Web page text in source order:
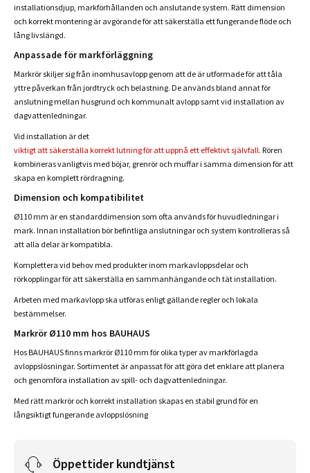
installationsdjup, markförhållanden och anslutande system. Rätt dimension
och korrekt montering är avgörande för att säkerställa ett fungerande flöde och
lång livslängd.
Anpassade för markförläggning
Markrör skiljer sig från inomhusavlopp genom att de är utformade för att tåla
yttre påverkan från jordtryck och belastning. De används bland annat för
anslutning mellan husgrund och kommunalt avlopp samt vid installation av
dagvattenledningar.
Vid installation är det
viktigt att säkerställa korrekt lutning för att uppnå ett effektivt självfall. Rören
kombineras vanligtvis med böjar, grenrör och muffar i samma dimension för att
skapa en komplett rördragning.
Dimension och kompatibilitet
Ø110 mm är en standarddimension som ofta används för huvudledningar i
mark. Innan installation bör befintliga anslutningar och system kontrolleras så
att alla delar är kompatibla.
Komplettera vid behov med produkter inom markavloppsdelar och
rörkopplingar för att säkerställa en sammanhängande och tät installation.
Arbeten med markavlopp ska utföras enligt gällande regler och lokala
bestämmelser.
Markrör Ø110 mm hos BAUHAUS
Hos BAUHAUS finns markrör Ø110 mm för olika typer av markförlagda
avloppslösningar. Sortimentet är anpassat för att göra det enklare att planera
och genomföra installation av spill- och dagvattenledningar.
Med rätt markrör och korrekt installation skapas en stabil grund för en
långsiktigt fungerande avloppslösning
Öppettider kundtjänst